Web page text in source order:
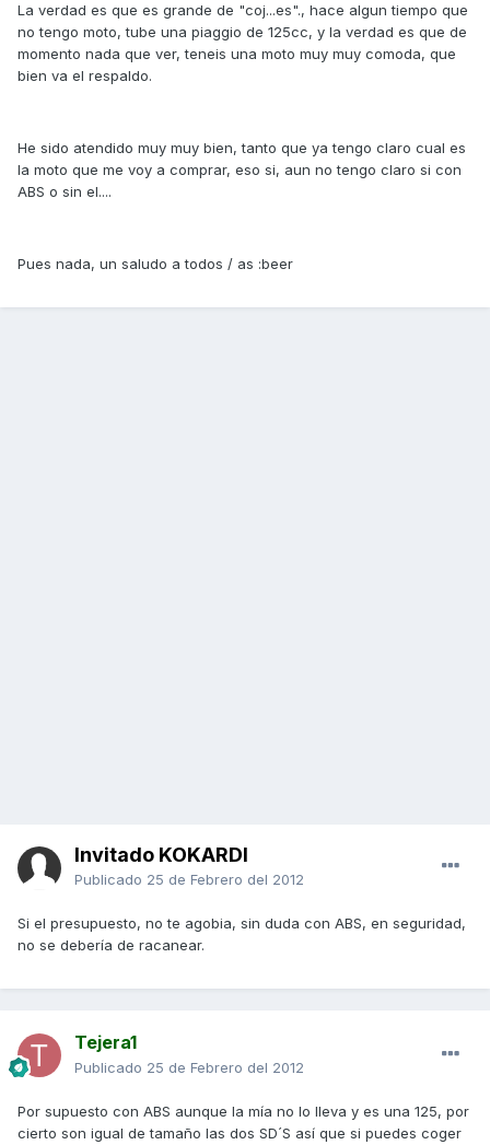
La verdad es que es grande de "coj...es"., hace algun tiempo que
no tengo moto, tube una piaggio de 125cc, y la verdad es que de
momento nada que ver, teneis una moto muy muy comoda, que
bien va el respaldo.
He sido atendido muy muy bien, tanto que ya tengo claro cual es
la moto que me voy a comprar, eso si, aun no tengo claro si con
ABS o sin el....
Pues nada, un saludo a todos / as :beer
Invitado KOKARDI
Publicado 25 de Febrero del 2012
Si el presupuesto, no te agobia, sin duda con ABS, en seguridad,
no se debería de racanear.
Tejera1
Publicado 25 de Febrero del 2012
Por supuesto con ABS aunque la mía no lo lleva y es una 125, por
cierto son igual de tamaño las dos SD´S así que si puedes coger